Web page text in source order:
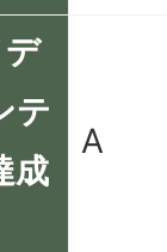
テ
成
A